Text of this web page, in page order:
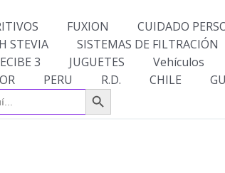
FUXION CUIDADO
STEVIA SISTEMAS DE FILTRACIÓN
3
JUGUETES Vehículos
PERU R.D. CHILE
Botón de búsqueda